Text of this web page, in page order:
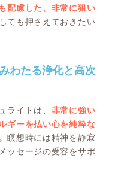
配慮した、非常に狙い
ても押さえておきたい
わたる浄化と高次
ライトは、 非常に強い
ギーを払い心を純粋な
瞑想時には精神を静寂
ッセージの受容をサポ